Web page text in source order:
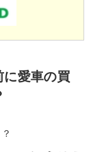
愛車の買